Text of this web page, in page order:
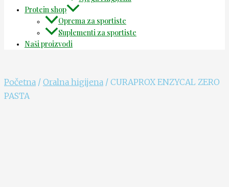
Protein shop
Oprema za sportiste
Suplementi za sportiste
Naši proizvodi
Početna / Oralna higijena / CURAPROX ENZYCAL ZERO
PASTA